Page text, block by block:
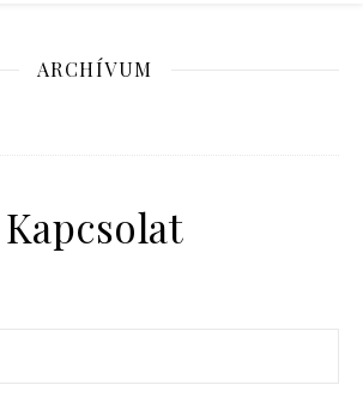
ARCHÍVUM
Kapcsolat